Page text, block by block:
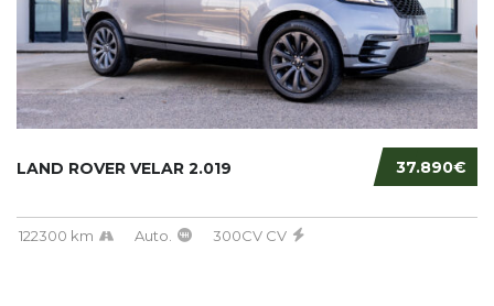
37.890€
LAND ROVER VELAR 2.019
122300 km Auto. 300CV CV